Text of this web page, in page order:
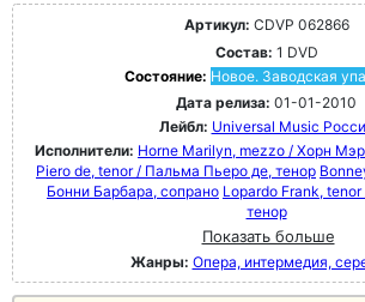
Артикул: CDVP 062866
Состав: 1 DVD
Состояние: Новое. Заводская
Дата релиза: 01-01-2010
Лейбл: Universal Music
Исполнители: Horne Marilyn, mezzo / Хорн
Piero de, tenor / Пальма Пьеро де, тенор
Бонни Барбара, сопрано Lopardo Frank,
тенор
Показать больше
Жанры: Опера, интермедия,